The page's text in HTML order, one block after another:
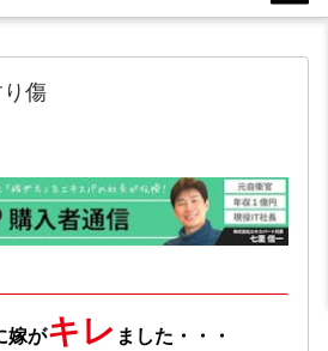
傷
嫁がキレ ました・・・